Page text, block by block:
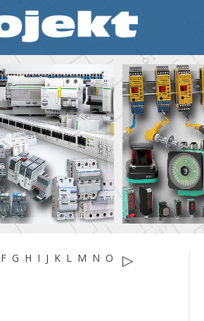
F G H I J K L M N O P R
▷